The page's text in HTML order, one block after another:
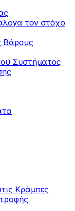
τον στόχο
Βάρους
Συστήματος
Κράμπες